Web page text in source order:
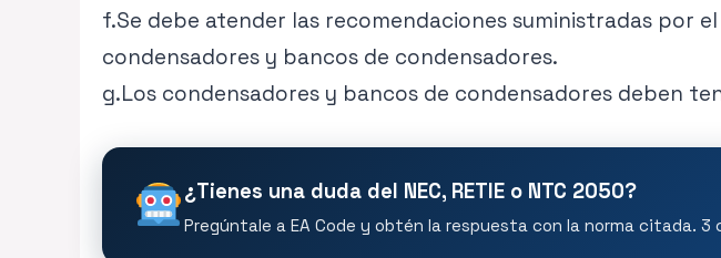
f.Se debe atender las recomendaciones suministradas por
condensadores y bancos de condensadores.
g.Los condensadores y bancos de condensadores deben
¿Tienes una duda del NEC, RETIE o NTC 2050?
Pregúntale a EA Code y obtén la respuesta con la norma citada.